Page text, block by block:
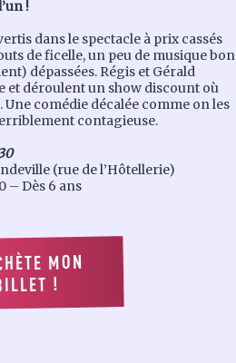
!
dans le spectacle à prix cassés
de ficelle, un peu de musique bon
dépassées. Régis et Gérald
et déroulent un show discount où
comédie décalée comme on les
contagieuse.
(rue de l’Hôtellerie)
– Dès 6 ans
MON
!